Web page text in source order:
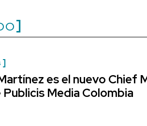
es el nuevo Chief
Media Colombia